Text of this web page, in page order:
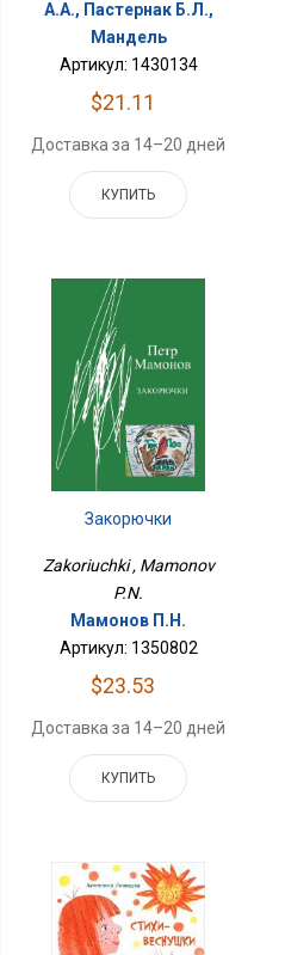
А.А., Пастернак Б.Л.,
Мандель
Артикул: 1430134
$21.11
Доставка за 14–20 дней
КУПИТЬ
Закорючки
Zakoriuchki , Mamonov
P.N.
Мамонов П.Н.
Артикул: 1350802
$23.53
Доставка за 14–20 дней
КУПИТЬ